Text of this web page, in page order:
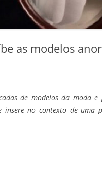
as modelos
de modelos da moda
insere no contexto de uma